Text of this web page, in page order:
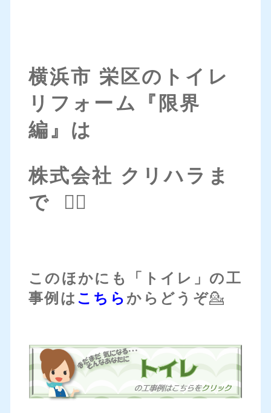
横浜市 栄区のトイレ
リフォーム『限界
編』は
株式会社 クリハラま
で 💁‍♀️
このほかにも「トイレ」の工
事例は こちら からどうぞ💁